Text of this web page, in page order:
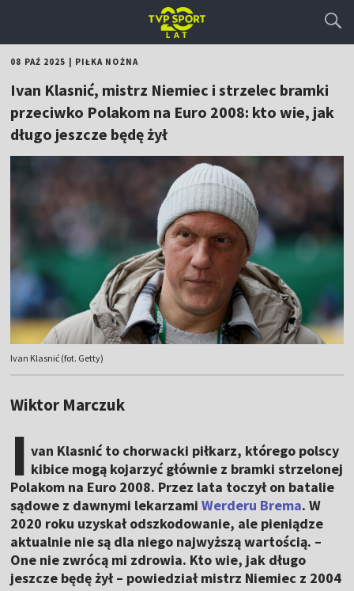
08 PAŹ 2025 PIŁKA NOŻNA
Ivan Klasnić, mistrz Niemiec i strzelec bramki
przeciwko Polakom na Euro 2008: kto wie, jak
długo jeszcze będę żył
Ivan Klasnić (fot. Getty)
Wiktor Marczuk
I van Klasnić to chorwacki piłkarz, którego polscy
kibice mogą kojarzyć głównie z bramki strzelonej
Polakom na Euro 2008. Przez lata toczył on batalie
sądowe z dawnymi lekarzamiWerderu Brema. W
2020 roku uzyskał odszkodowanie, ale pieniądze
aktualnie nie są dla niego najwyższą wartością. –
One nie zwrócą mi zdrowia. Kto wie, jak długo
jeszcze będę żył – powiedział mistrz Niemiec z 2004